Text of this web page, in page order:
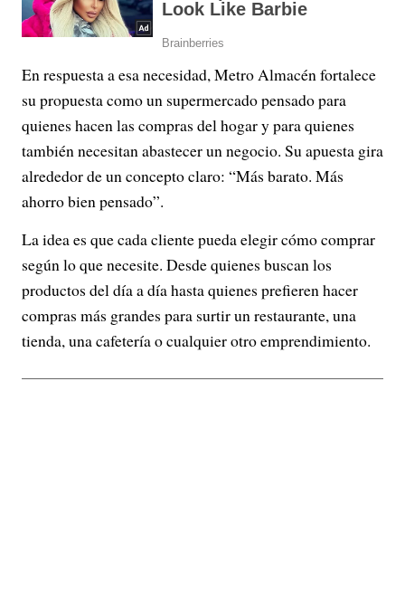
En respuesta a esa necesidad, Metro Almacén fortalece
su propuesta como un supermercado pensado para
quienes hacen las compras del hogar y para quienes
también necesitan abastecer un negocio. Su apuesta gira
alrededor de un concepto claro: “Más barato. Más
ahorro bien pensado”.
La idea es que cada cliente pueda elegir cómo comprar
según lo que necesite. Desde quienes buscan los
productos del día a día hasta quienes prefieren hacer
compras más grandes para surtir un restaurante, una
tienda, una cafetería o cualquier otro emprendimiento.